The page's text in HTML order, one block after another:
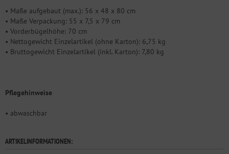
• Maße aufgebaut (max.): 56 x 48 x 80 cm
• Maße Verpackung: 55 x 7,5 x 79 cm
• Vorderbügelhöhe: 70 cm
• Nettogewicht Einzelartikel (ohne Karton): 6,75 kg
• Bruttogewicht Einzelartikel (inkl. Karton): 7,80 kg
Pflegehinweise
• abwaschbar
ARTIKELINFORMATIONEN: